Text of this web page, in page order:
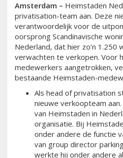
Amsterdam – Heimstaden
privatisation-team aan. Deze
verantwoordelijk voor de
oorsprong Scandinavische
Nederland, dat hier zo’n 1.250
verwachten te verkopen. Voor
medewerkers aangetrokken,
bestaande Heimstaden-
Als head of privatisation
nieuwe verkoopteam
van Heimstaden in
organisatie. Bij
onder andere de functie
van group director
werkte hij onder andere